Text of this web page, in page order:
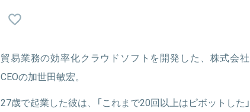
貿易業務の効率化クラウドソフトを開発した、株式会
CEOの加世田敏宏。
27歳で起業した彼は、「これまで20回以上はピボットした」